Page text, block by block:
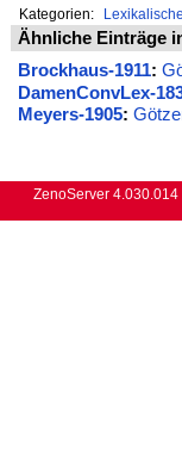
Kategorien:
Ähnliche Einträge
Brockhaus-1911:
DamenConvLex-
Meyers-1905:
ZenoServer 4.030.014